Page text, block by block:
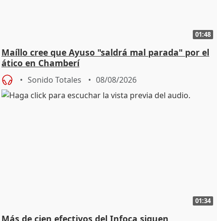
01:48
Maíllo cree que Ayuso "saldrá mal parada" por el
ático en Chamberí
Sonido Totales 08/08/2026
01:34
Más de cien efectivos del Infoca siguen